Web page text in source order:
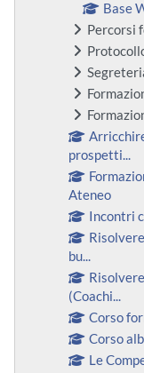
Base
Percorsi
prospetti...
Ateneo
Incontri
bu...
(Coachi...
Corso
Corso
Le